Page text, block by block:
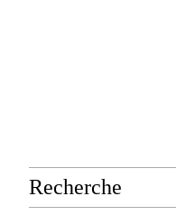
Recherche